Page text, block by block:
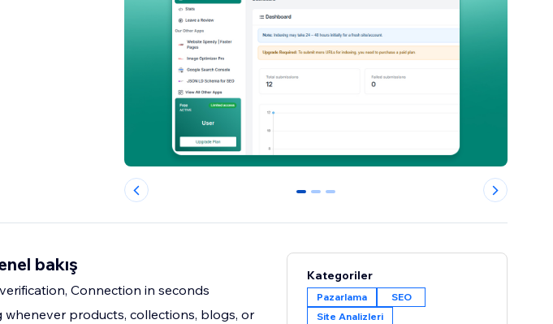
0 1 2
bakış
Connection in seconds
products, collections, blogs, or
Kategoriler
Pazarlama
SEO
Site Analizleri